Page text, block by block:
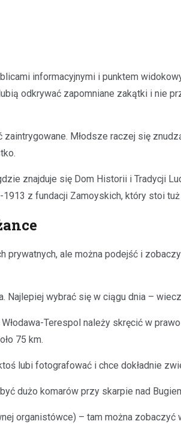
informacyjnymi i punktem
odkrywać zapomniane zakątki i nie
Młodsze raczej się
znajduje się Dom Historii i Tradycji
z fundacji Zamoyskich, który stoi tuż
prywatnych, ale można podejść i
Najlepiej wybrać się w ciągu dnia –
Terespol należy skręcić w
75 km.
lubi fotografować i chce dokładnie
dużo komarów przy skarpie nad
organistówce) – tam można